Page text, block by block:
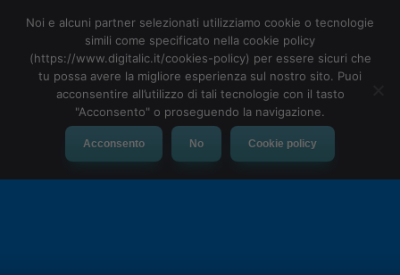
MENU
Noi e alcuni partner selezionati utilizziamo cookie o tecnologie
simili come specificato nella cookie policy
(https://www.digitalic.it/cookies-policy) per essere sicuri che
tu possa avere la migliore esperienza sul nostro sito. Puoi
acconsentire all’utilizzo di tali tecnologie con il tasto
"Acconsento" o proseguendo la navigazione.
Acconsento No Cookie policy